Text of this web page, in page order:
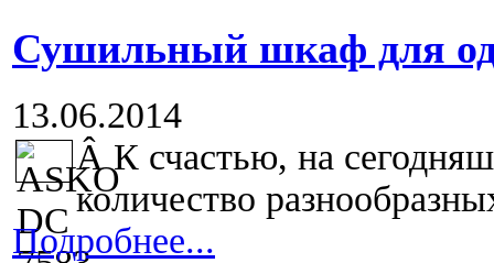
Сушильный шкаф для
13.06.2014
ÂК счастью, на
количество
Подробнее...